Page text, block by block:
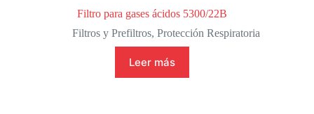
Filtro para gases ácidos 5300/22B
Filtros y Prefiltros,Protección Respiratoria
Leer más